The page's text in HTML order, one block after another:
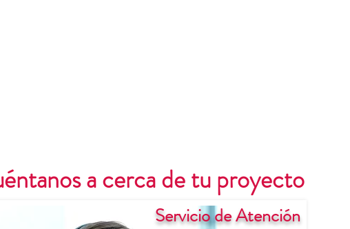
a cerca de tu proyecto
Servicio de Atención